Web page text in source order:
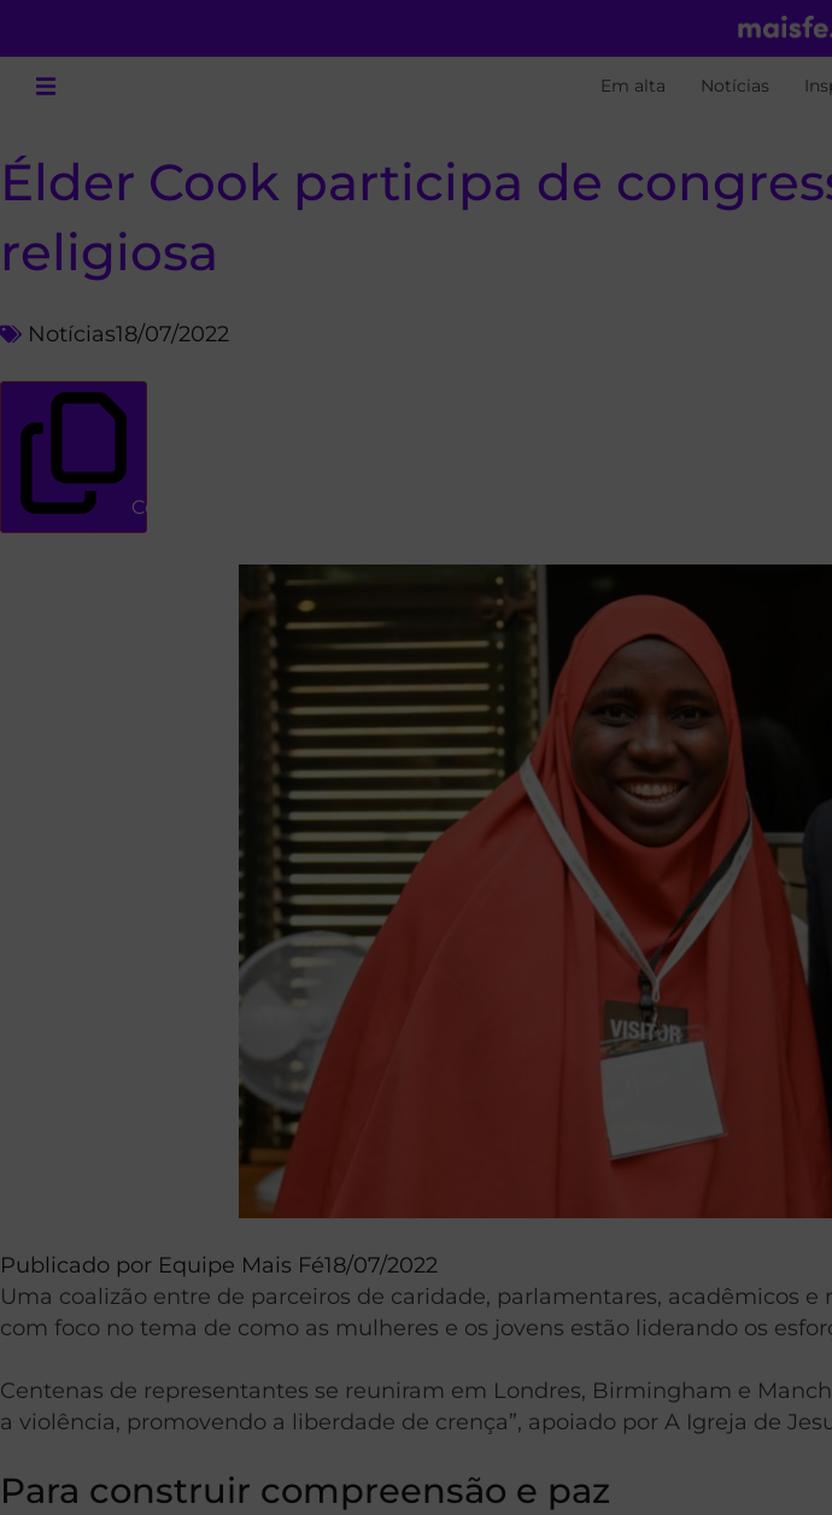
Em alta Notícias
Élder Cook participa de
religiosa
Notícias18/07/2022
Copiar link
Publicado por Equipe Mais Fé18/07/2022
Uma coalizão entre de parceiros de caridade, parlamentares, acadêmicos
com foco no tema de como as mulheres e os jovens estão liderando os
Centenas de representantes se reuniram em Londres, Birmingham e
a violência, promovendo a liberdade de crença”, apoiado por A Igreja de
Para construir compreensão e paz